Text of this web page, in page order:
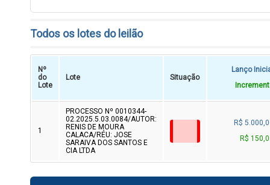
Todos os lotes do leilão
Nº
do
Lote
Lote Situação
Lanço
1
PROCESSO Nº 0010344-
02.2025.5.03.0084/AUTOR:
RENIS DE MOURA
CALACA/RÉU: JOSE
SARAIVA DOS SANTOS E
CIA LTDA
R$
R$